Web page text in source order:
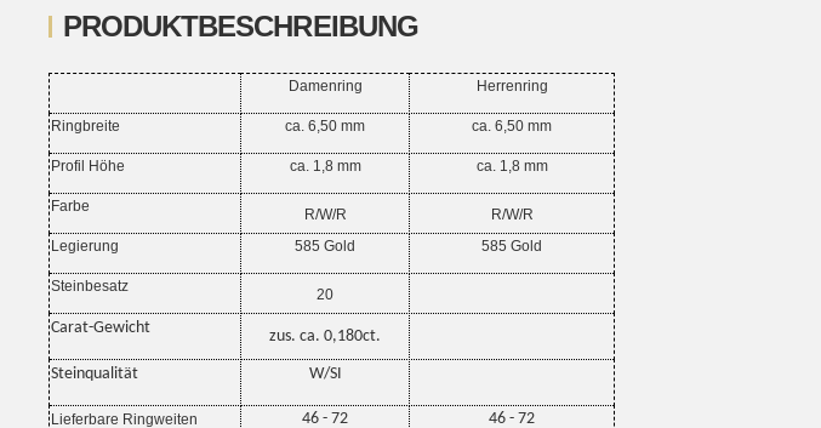
PRODUKTBESCHREIBUNG
Damenring Herrenring
Ringbreite ca. 6,50 mm ca. 6,50 mm
Profil Höhe ca. 1,8 mm ca. 1,8 mm
Farbe R/W/R
R/W/R
Legierung
585 Gold 585 Gold
Steinbesatz 20
Carat-Gewicht zus. ca. 0,180ct.
Steinqualität W/SI
Lieferbare Ringweiten 46 - 72 46 - 72